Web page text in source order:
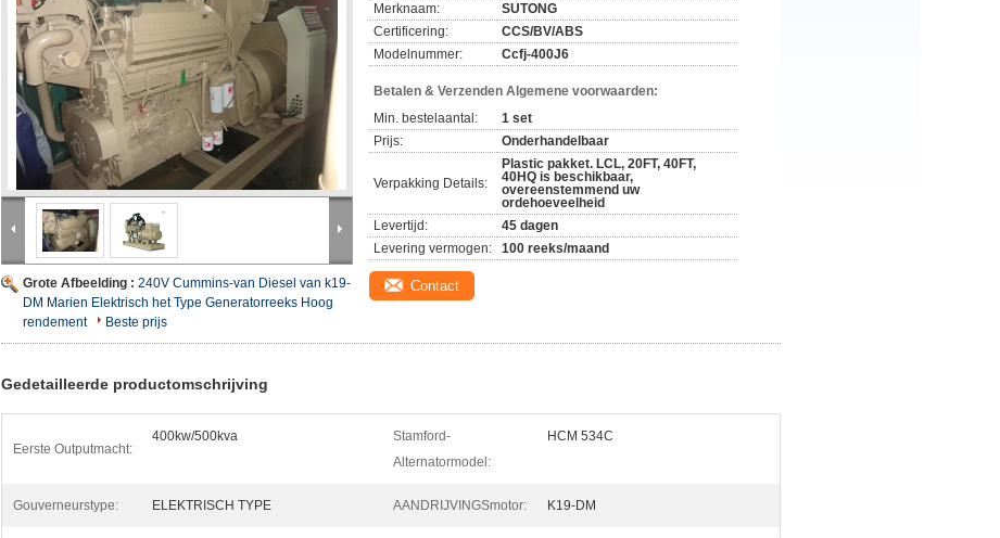
Grote Afbeelding : 240V Cummins-van Diesel van k19-
DM Marien Elektrisch het Type Generatorreeks Hoog
rendement
Beste prijs
Merknaam:
SUTONG
Certificering:
CCS/BV/ABS
Modelnummer:
Ccfj-400J6
Betalen & Verzenden Algemene voorwaarden:
Min. bestelaantal:
1 set
Prijs:
Onderhandelbaar
Verpakking Details:
Plastic pakket. LCL, 20FT, 40FT,
40HQ is beschikbaar,
overeenstemmend uw
ordehoeveelheid
Levertijd:
45 dagen
Levering vermogen:
100 reeks/maand
Contact
Gedetailleerde productomschrijving
Eerste Outputmacht:
400kw/500kva
Stamford-
Alternatormodel:
HCM 534C
Gouverneurstype: ELEKTRISCH TYPE AANDRIJVINGSmotor: K19-DM